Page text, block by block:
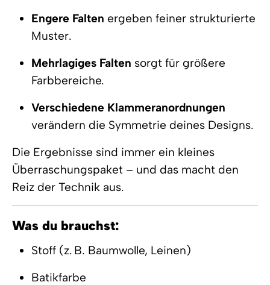
Engere Falten ergeben feiner strukturierte
Muster.
Mehrlagiges Falten sorgt für größere
Farbbereiche.
Verschiedene Klammeranordnungen
verändern die Symmetrie deines Designs.
Die Ergebnisse sind immer ein kleines
Überraschungspaket – und das macht den
Reiz der Technik aus.
Was du brauchst:
Stoff (z. B. Baumwolle, Leinen)
Batikfarbe